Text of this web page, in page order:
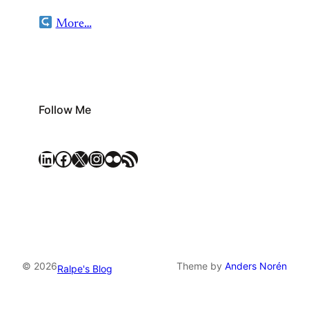
More…
Follow Me
LinkedIn Facebook X Instagram Flickr RSS Feed
© 2026Ralpe's Blog Theme by Anders Norén